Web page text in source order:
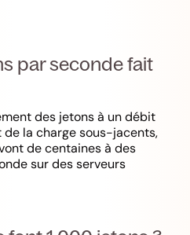
par seconde fait
des jetons à un débit
la charge sous-jacents,
de centaines à des
sur des serveurs